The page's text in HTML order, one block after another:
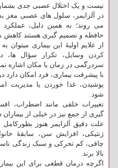
نیست و یک اختلال عصبی جدی
در آلزایمر، سلول های عصبی مغز
می روند؛ به همین دلیل،
حافظه و تصمیم گیری هستند کاهش
از علایم اولیهٔ این بیماری میتوان
کردن وسایل، تکرار سؤال ها،
سردرگمی در زمان یا مکان اشاره
با پیشرفت بیماری، فرد امکان دارد
پوشیدن، غذا خوردن یا مدیریت
شود.
تغییرات خلقی مانند اضطراب،
گیری از جمع نیز در خیلی از
علت دقیق آلزایمر هنوز
ژنتیکی، افزایش سن، سابقهٔ
چاقی، کم تحرکی و سبک زندگی
بالا برند.
اگرچه درمان قطعی برای این